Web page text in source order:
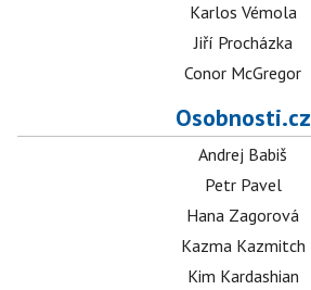
Karlos Vémola
Jiří Procházka
Conor McGregor
Osobnosti.cz
Andrej Babiš
Petr Pavel
Hana Zagorová
Kazma Kazmitch
Kim Kardashian